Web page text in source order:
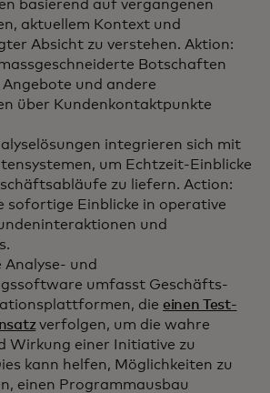
basierend auf vergangenen
aktuellem Kontext und
Absicht zu verstehen. Aktion:
Botschaften
und andere
über Kundenkontaktpunkte
integrieren sich mit
um Echtzeit-Einblicke
zu liefern. Action:
sofortige Einblicke in operative
und
und
umfasst Geschäfts-
die einen Test-
verfolgen, um die wahre
Wirkung einer Initiative zu
kann helfen, Möglichkeiten zu
einen Programmausbau